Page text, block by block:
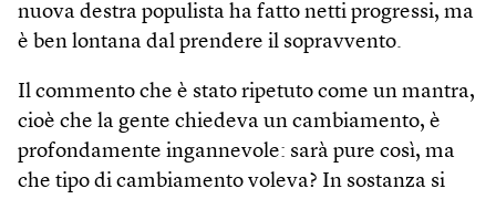
nuova destra populista ha fatto netti progressi, ma
è ben lontana dal prendere il sopravvento.
Il commento che è stato ripetuto come un mantra,
cioè che la gente chiedeva un cambiamento, è
profondamente ingannevole: sarà pure così, ma
che tipo di cambiamento voleva? In sostanza si